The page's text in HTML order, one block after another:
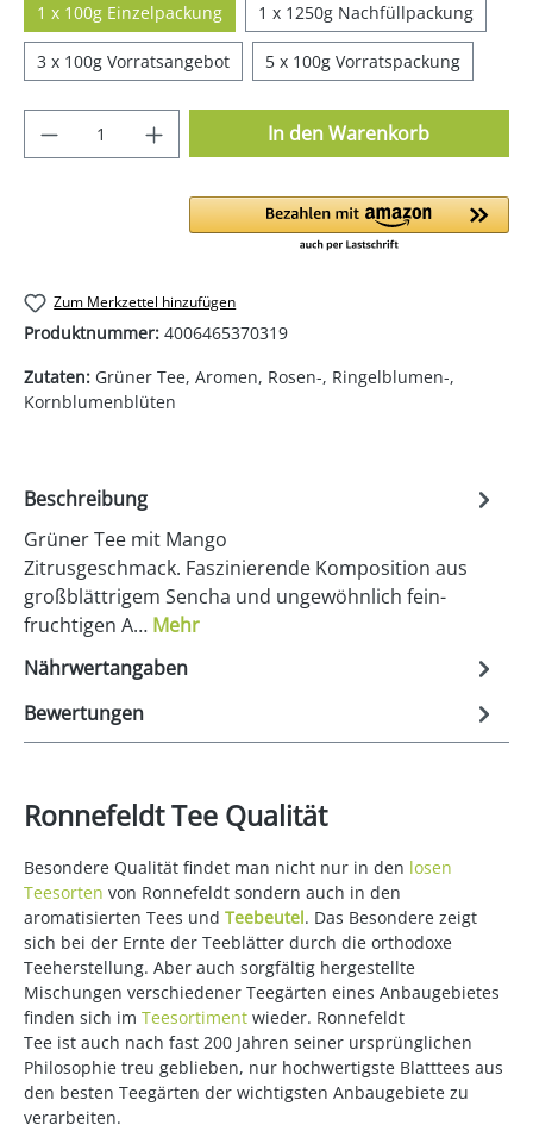
1 x 100g Einzelpackung
1 x 1250g Nachfüllpackung
3 x 100g Vorratsangebot 5 x 100g Vorratspackung
Produkt Anzahl: Gib den gewünschten
In den Warenkorb
Zum Merkzettel hinzufügen
Produktnummer: 4006465370319
Zutaten: Grüner Tee, Aromen, Rosen-, Ringelblumen-,
Kornblumenblüten
Beschreibung
Grüner Tee mit Mango
Zitrusgeschmack. Faszinierende Komposition aus
großblättrigem Sencha und ungewöhnlich fein-
fruchtigen A… Mehr
Nährwertangaben
Bewertungen
Ronnefeldt Tee Qualität
Besondere Qualität findet man nicht nur in den losen
Teesorten von Ronnefeldt sondern auch in den
aromatisierten Tees und Teebeutel. Das Besondere zeigt
sich bei der Ernte der Teeblätter durch die orthodoxe
Teeherstellung. Aber auch sorgfältig hergestellte
Mischungen verschiedener Teegärten eines Anbaugebietes
finden sich im Teesortiment wieder. Ronnefeldt
Tee ist auch nach fast 200 Jahren seiner ursprünglichen
Philosophie treu geblieben, nur hochwertigste Blatttees aus
den besten Teegärten der wichtigsten Anbaugebiete zu
verarbeiten.